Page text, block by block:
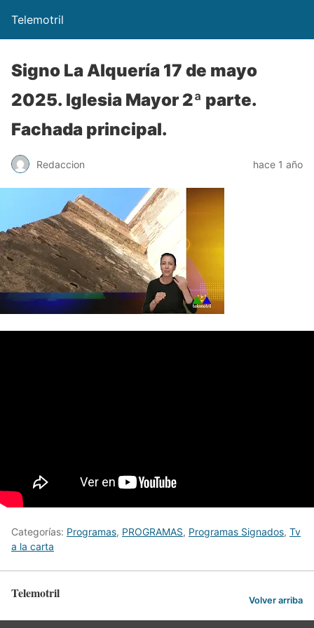
Telemotril
Signo La Alquería 17 de mayo
2025. Iglesia Mayor 2ª parte.
Fachada principal.
Redaccion hace 1 año
Categorías: Programas, PROGRAMAS, Programas Signados, Tv
a la carta
Telemotril Volver arriba